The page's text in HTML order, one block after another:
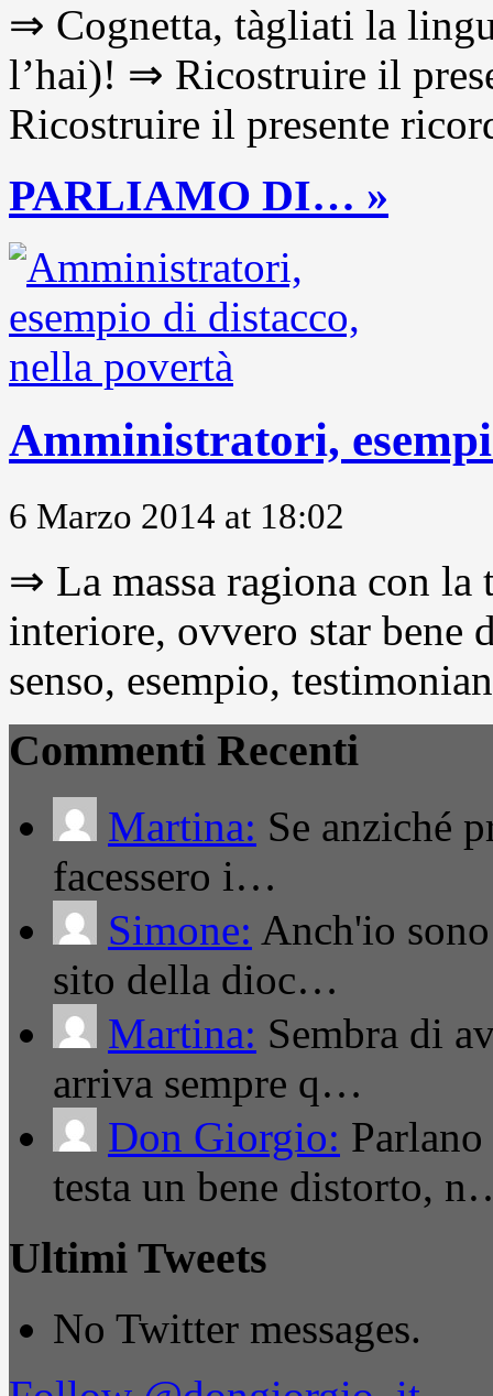
⇒ Cognetta, tàgliati la
l’hai)! ⇒ Ricostruire il
Ricostruire il presente
PARLIAMO DI… »
Amministratori,
6 Marzo 2014 at 18:02
⇒ La massa ragiona con
interiore, ovvero star
senso, esempio,
Commenti Recenti
Martina: Se anziché
facessero i…
Simone: Anch'io
sito della dioc…
Martina: Sembra di
arriva sempre q…
Don Giorgio:
testa un bene distorto,
Ultimi Tweets
No Twitter messages.